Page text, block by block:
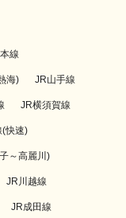
線
海) JR山手線
JR横須賀線
(快速)
～高麗川)
JR川越線
JR成田線